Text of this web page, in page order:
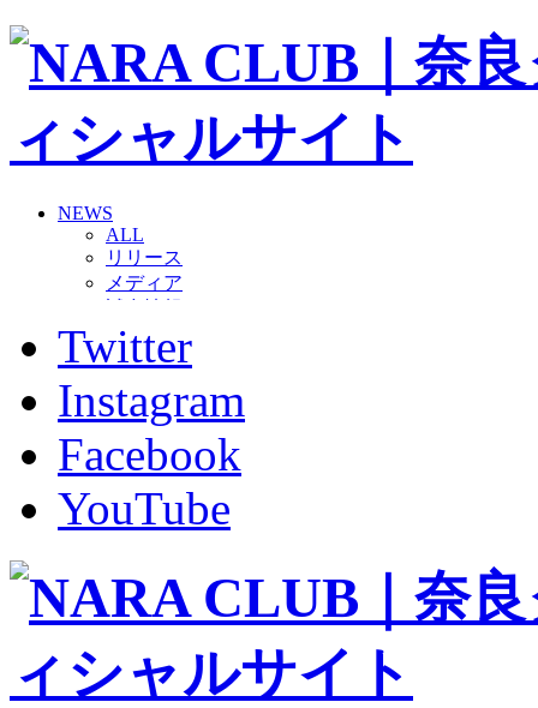
NEWS
ALL
リリース
メディア
グッズ
ファンコミュニティ
ホームタウン
コラム
その他
TEAM
2026/27トップチーム
2026/27トップチームスタッフ
バモス
チアダンススクール
ボランティアチーム「volundeer」
ビクトリーロード
HOMEGAME
観戦ルール＆マナー
Twitter
Instagram
Facebook
YouTube